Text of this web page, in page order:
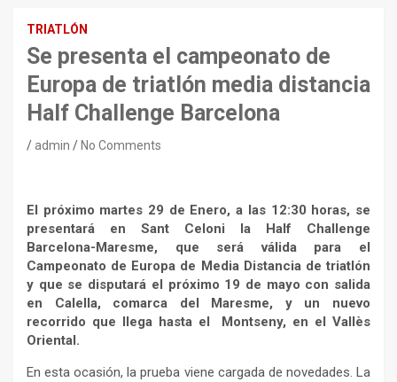
TRIATLÓN
Se presenta el campeonato de
Europa de triatlón media distancia
Half Challenge Barcelona
admin No Comments
El próximo martes 29 de Enero, a las 12:30 horas, se
presentará en Sant Celoni la Half Challenge
Barcelona-Maresme, que será válida para el
Campeonato de Europa de Media Distancia de triatlón
y que se disputará el próximo 19 de mayo con salida
en Calella, comarca del Maresme, y un nuevo
recorrido que llega hasta el Montseny, en el Vallès
Oriental.
En esta ocasión, la prueba viene cargada de novedades. La